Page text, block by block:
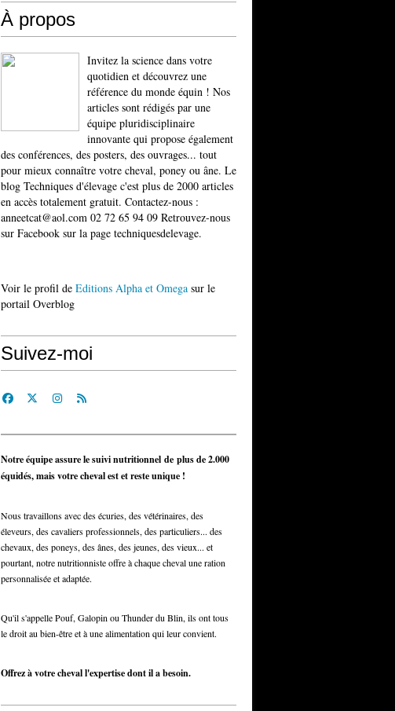
À propos
Invitez la science dans votre
quotidien et découvrez une
référence du monde équin ! Nos
articles sont rédigés par une
équipe pluridisciplinaire
innovante qui propose également
des conférences, des posters, des ouvrages... tout
pour mieux connaître votre cheval, poney ou âne. Le
blog Techniques d'élevage c'est plus de 2000 articles
en accès totalement gratuit. Contactez-nous :
anneetcat@aol.com 02 72 65 94 09 Retrouvez-nous
sur Facebook sur la page techniquesdelevage.
Voir le profil de Editions Alpha et Omega sur le
portail Overblog
Suivez-moi
Notre équipe assure le suivi nutritionnel de plus de 2.000
équidés, mais votre cheval est et reste unique !
Nous travaillons avec des écuries, des vétérinaires, des
éleveurs, des cavaliers professionnels, des particuliers... des
chevaux, des poneys, des ânes, des jeunes, des vieux... et
pourtant, notre nutritionniste offre à chaque cheval une ration
personnalisée et adaptée.
Qu'il s'appelle Pouf, Galopin ou Thunder du Blin, ils ont tous
le droit au bien-être et à une alimentation qui leur convient.
Offrez à votre cheval l'expertise dont il a besoin.